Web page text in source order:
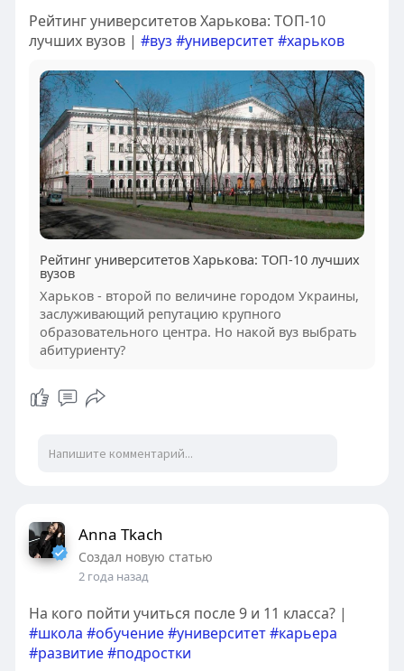
Рейтинг университетов Харькова: ТОП-10
лучших вузов | #вуз #университет#харьков
Рейтинг университетов Харькова: ТОП-10 лучших
вузов
Харьков - второй по величине городом Украины,
заслуживающий репутацию крупного
образовательного центра. Но накой вуз выбрать
абитуриенту?
Anna Tkach
Создал новую статью
2 года назад
На кого пойти учиться после 9 и 11 класса? |
#школа #обучение#университет#карьера
#развитие#подростки